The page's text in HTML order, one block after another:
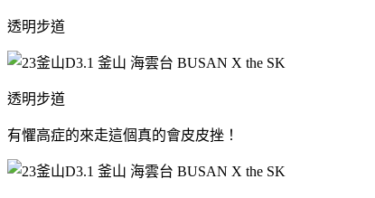
透明步道
透明步道
有懼高症的來走這個真的會皮皮挫！